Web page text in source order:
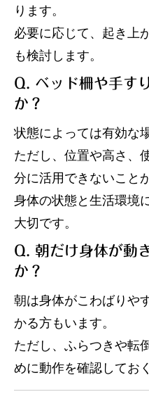
ります。
必要に応じて、起き上
も検討します。
Q. ベッド柵や手す
か？
状態によっては有効な
ただし、位置や高さ、
分に活用できないこと
身体の状態と生活環境
大切です。
Q. 朝だけ身体が動
か？
朝は身体がこわばりや
かる方もいます。
ただし、ふらつきや転
めに動作を確認してお